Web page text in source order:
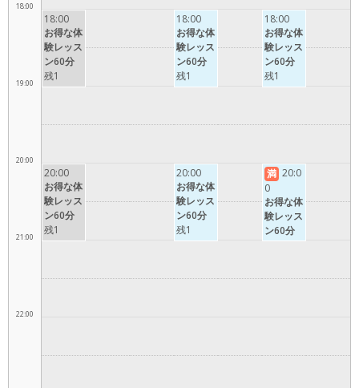
18:00
19:00
20:00
21:00
22:00
18:00
お得な体
験レッス
ン60分
残1
20:00
お得な体
験レッス
ン60分
残1
18:00
お得な体
験レッス
ン60分
残1
20:00
お得な体
験レッス
ン60分
残1
18:00
お得な体
験レッス
ン60分
残1
満 20:0
0
お得な体
験レッス
ン60分